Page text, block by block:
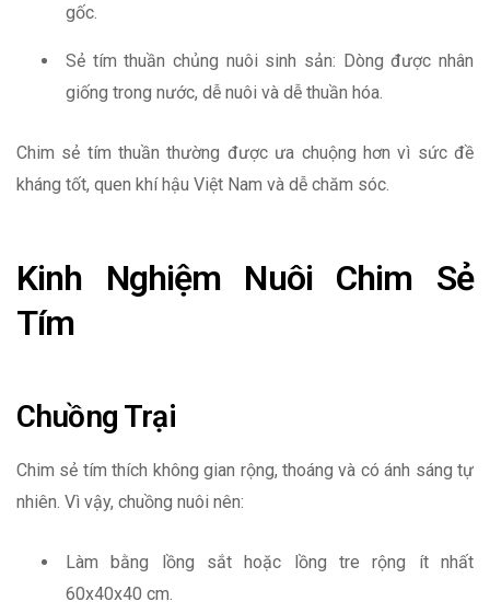
gốc.
Sẻ tím thuần chủng nuôi sinh sản: Dòng được nhân
giống trong nước, dễ nuôi và dễ thuần hóa.
Chim sẻ tím thuần thường được ưa chuộng hơn vì sức đề
kháng tốt, quen khí hậu Việt Nam và dễ chăm sóc.
Kinh Nghiệm Nuôi Chim Sẻ
Tím
Chuồng Trại
Chim sẻ tím thích không gian rộng, thoáng và có ánh sáng tự
nhiên. Vì vậy, chuồng nuôi nên:
Làm bằng lồng sắt hoặc lồng tre rộng ít nhất
60x40x40 cm.